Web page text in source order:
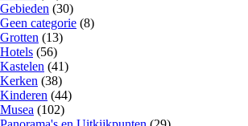
Gebieden (30)
Geen categorie (8)
Grotten (13)
Hotels (56)
Kastelen (41)
Kerken (38)
Kinderen (44)
Musea (102)